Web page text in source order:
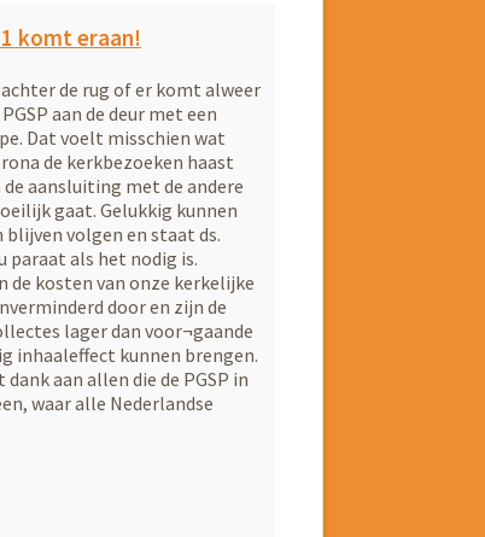
komt eraan!
de rug of er komt alweer
aan de deur met een
Dat voelt misschien wat
de kerkbezoeken haast
aansluiting met de andere
gaat. Gelukkig kunnen
volgen en staat ds.
paraat als het nodig is.
de kosten van onze kerkelijke
door en zijn de
lager dan voor¬gaande
inhaaleffect kunnen brengen.
aan allen die de PGSP in
waar alle Nederlandse